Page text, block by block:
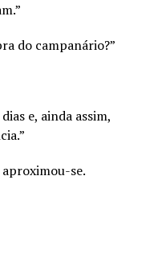
do campanário?”
e, ainda assim,
se.